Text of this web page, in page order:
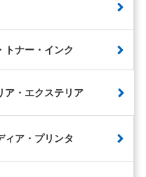
トナー・インク
ア・エクステリア
ィア・プリンタ